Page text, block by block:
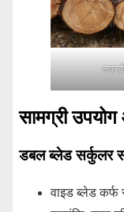
सामग्री उपयोग
डबल ब्लेड सर्कुलर
वाइड ब्लेड कर्फ